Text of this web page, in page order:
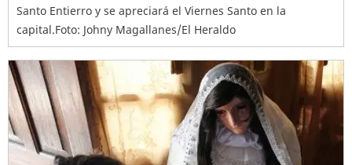
Santo Entierro y se apreciará el Viernes Santo en la
capital.Foto: Johny Magallanes/El Heraldo